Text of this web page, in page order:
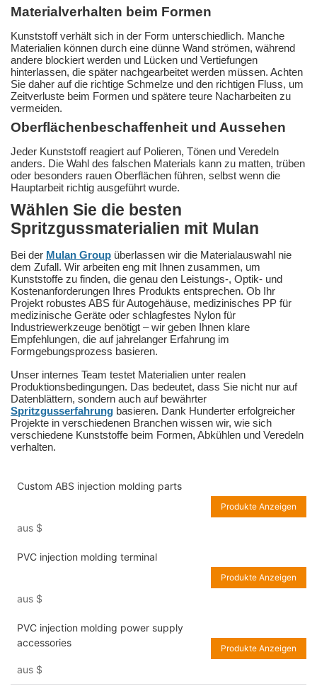
Materialverhalten beim Formen
Kunststoff verhält sich in der Form unterschiedlich. Manche
Materialien können durch eine dünne Wand strömen, während
andere blockiert werden und Lücken und Vertiefungen
hinterlassen, die später nachgearbeitet werden müssen. Achten
Sie daher auf die richtige Schmelze und den richtigen Fluss, um
Zeitverluste beim Formen und spätere teure Nacharbeiten zu
vermeiden.
Oberflächenbeschaffenheit und Aussehen
Jeder Kunststoff reagiert auf Polieren, Tönen und Veredeln
anders. Die Wahl des falschen Materials kann zu matten, trüben
oder besonders rauen Oberflächen führen, selbst wenn die
Hauptarbeit richtig ausgeführt wurde.
Wählen Sie die besten
Spritzgussmaterialien mit Mulan
Bei der Mulan Group überlassen wir die Materialauswahl nie
dem Zufall. Wir arbeiten eng mit Ihnen zusammen, um
Kunststoffe zu finden, die genau den Leistungs-, Optik- und
Kostenanforderungen Ihres Produkts entsprechen. Ob Ihr
Projekt robustes ABS für Autogehäuse, medizinisches PP für
medizinische Geräte oder schlagfestes Nylon für
Industriewerkzeuge benötigt – wir geben Ihnen klare
Empfehlungen, die auf jahrelanger Erfahrung im
Formgebungsprozess basieren.
Unser internes Team testet Materialien unter realen
Produktionsbedingungen. Das bedeutet, dass Sie nicht nur auf
Datenblättern, sondern auch auf bewährter
Spritzgusserfahrung basieren. Dank Hunderter erfolgreicher
Projekte in verschiedenen Branchen wissen wir, wie sich
verschiedene Kunststoffe beim Formen, Abkühlen und Veredeln
verhalten.
Custom ABS injection molding parts
aus $
Produkte Anzeigen
PVC injection molding terminal
aus $
Produkte Anzeigen
PVC injection molding power supply
accessories
aus $
Produkte Anzeigen